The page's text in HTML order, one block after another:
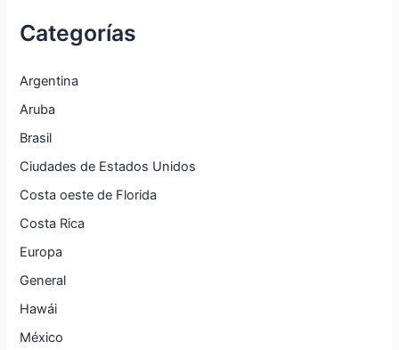
Categorías
Argentina
Aruba
Brasil
Ciudades de Estados Unidos
Costa oeste de Florida
Costa Rica
Europa
General
Hawái
México